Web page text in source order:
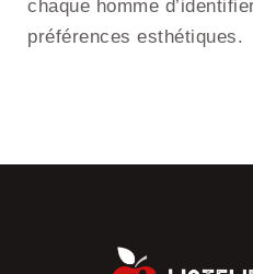
chaque homme
préférences esthétiques.